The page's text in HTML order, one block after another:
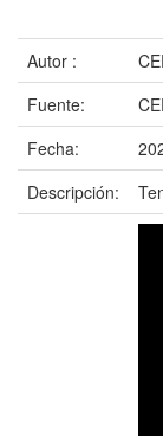
Autor :
Fuente:
Fecha:
Descripción: